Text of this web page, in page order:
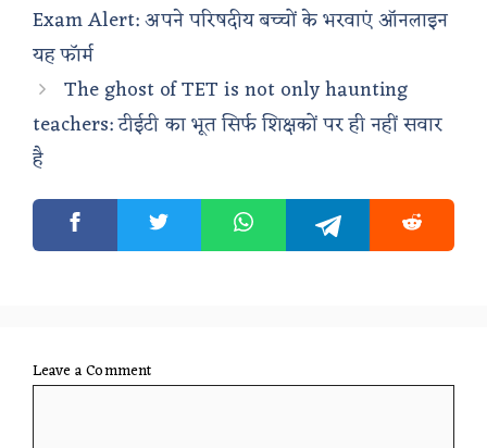
Exam Alert: अपने परिषदीय बच्चों के भरवाएं ऑनलाइन
यह फॉर्म
The ghost of TET is not only haunting
teachers: टीईटी का भूत सिर्फ शिक्षकों पर ही नहीं सवार
है
Leave a Comment